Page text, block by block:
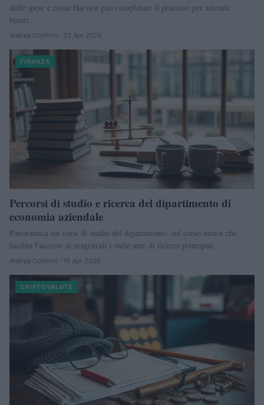
delle spese e come Harvest può completare il processo per aziende
basate…
Andrea Conforti · 23 Apr 2026
FINANZA
Percorsi di studio e ricerca del dipartimento di
economia aziendale
Panoramica sui corsi di studio del dipartimento, sul corso minor che
facilita l'accesso ai magistrali e sulle aree di ricerca principali
Andrea Conforti · 19 Apr 2026
CRIPTOVALUTE